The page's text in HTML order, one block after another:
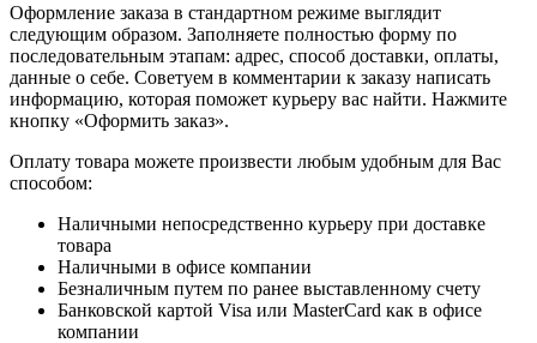
Оформление заказа в стандартном режиме выглядит
следующим образом. Заполняете полностью форму по
последовательным этапам: адрес, способ доставки, оплаты,
данные о себе. Советуем в комментарии к заказу написать
информацию, которая поможет курьеру вас найти. Нажмите
кнопку «Оформить заказ».
Оплату товара можете произвести любым удобным для Вас
способом:
Наличными непосредственно курьеру при доставке
товара
Наличными в офисе компании
Безналичным путем по ранее выставленному счету
Банковской картой Visa или MasterCard как в офисе
компании